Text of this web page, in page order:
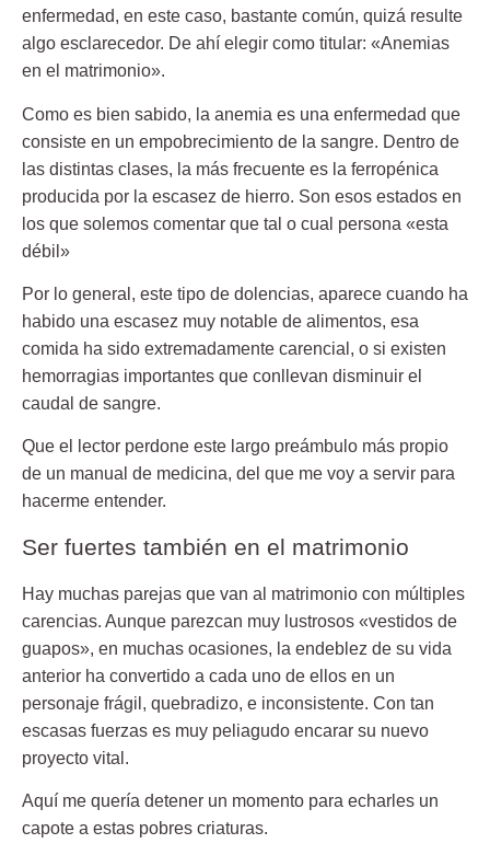
enfermedad, en este caso, bastante común, quizá resulte
algo esclarecedor. De ahí elegir como titular: «Anemias
en el matrimonio».
Como es bien sabido, la anemia es una enfermedad que
consiste en un empobrecimiento de la sangre. Dentro de
las distintas clases, la más frecuente es la ferropénica
producida por la escasez de hierro. Son esos estados en
los que solemos comentar que tal o cual persona «esta
débil»
Por lo general, este tipo de dolencias, aparece cuando ha
habido una escasez muy notable de alimentos, esa
comida ha sido extremadamente carencial, o si existen
hemorragias importantes que conllevan disminuir el
caudal de sangre.
Que el lector perdone este largo preámbulo más propio
de un manual de medicina, del que me voy a servir para
hacerme entender.
Ser fuertes también en el matrimonio
Hay muchas parejas que van al matrimonio con múltiples
carencias. Aunque parezcan muy lustrosos «vestidos de
guapos», en muchas ocasiones, la endeblez de su vida
anterior ha convertido a cada uno de ellos en un
personaje frágil, quebradizo, e inconsistente. Con tan
escasas fuerzas es muy peliagudo encarar su nuevo
proyecto vital.
Aquí me quería detener un momento para echarles un
capote a estas pobres criaturas.